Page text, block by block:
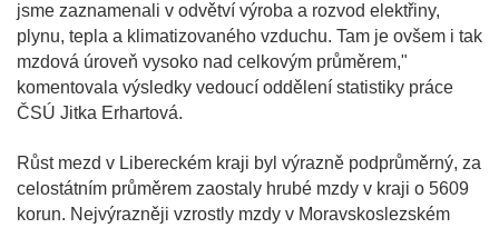
jsme zaznamenali v odvětví výroba a rozvod elektřiny,
plynu, tepla a klimatizovaného vzduchu. Tam je ovšem i tak
mzdová úroveň vysoko nad celkovým průměrem,"
komentovala výsledky vedoucí oddělení statistiky práce
ČSÚ Jitka Erhartová.
Růst mezd v Libereckém kraji byl výrazně podprůměrný, za
celostátním průměrem zaostaly hrubé mzdy v kraji o 5609
korun. Nejvýrazněji vzrostly mzdy v Moravskoslezském